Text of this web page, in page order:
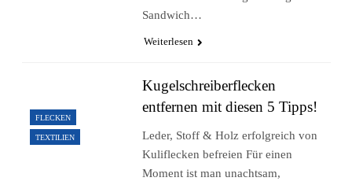
Sandwich…
Weiterlesen
FLECKEN
TEXTILIEN
Kugelschreiberflecken
entfernen mit diesen 5 Tipps!
Leder, Stoff & Holz erfolgreich von
Kuliflecken befreien Für einen
Moment ist man unachtsam,